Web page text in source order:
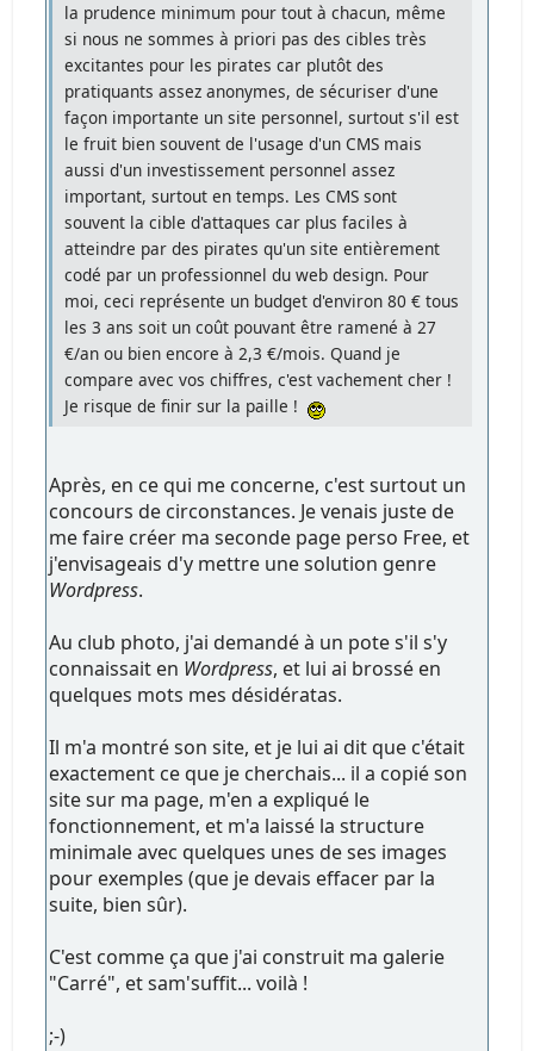
la prudence minimum pour tout à chacun, même
si nous ne sommes à priori pas des cibles très
excitantes pour les pirates car plutôt des
pratiquants assez anonymes, de sécuriser d'une
façon importante un site personnel, surtout s'il est
le fruit bien souvent de l'usage d'un CMS mais
aussi d'un investissement personnel assez
important, surtout en temps. Les CMS sont
souvent la cible d'attaques car plus faciles à
atteindre par des pirates qu'un site entièrement
codé par un professionnel du web design. Pour
moi, ceci représente un budget d'environ 80 € tous
les 3 ans soit un coût pouvant être ramené à 27
€/an ou bien encore à 2,3 €/mois. Quand je
compare avec vos chiffres, c'est vachement cher !
Je risque de finir sur la paille !
Après, en ce qui me concerne, c'est surtout un
concours de circonstances. Je venais juste de
me faire créer ma seconde page perso Free, et
j'envisageais d'y mettre une solution genre
Wordpress.
Au club photo, j'ai demandé à un pote s'il s'y
connaissait en Wordpress, et lui ai brossé en
quelques mots mes désidératas.
Il m'a montré son site, et je lui ai dit que c'était
exactement ce que je cherchais... il a copié son
site sur ma page, m'en a expliqué le
fonctionnement, et m'a laissé la structure
minimale avec quelques unes de ses images
pour exemples (que je devais effacer par la
suite, bien sûr).
C'est comme ça que j'ai construit ma galerie
"Carré", et sam'suffit... voilà !
;-)